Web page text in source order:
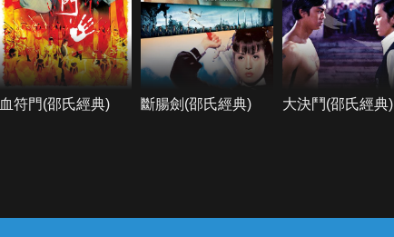
血符門(邵氏經典) 斷腸劍(邵氏經典) 大決鬥(邵氏經典)